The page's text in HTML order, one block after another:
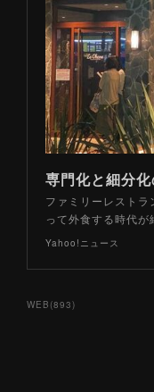
ファミリーレスト
って外食する時代
Yahoo!ニュース
WEB (893)